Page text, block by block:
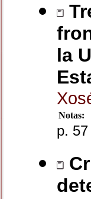
la
Notas:
p. 57